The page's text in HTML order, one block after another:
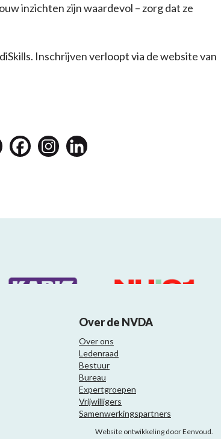
inzichten zijn waardevol – zorg dat ze
Inschrijven verloopt via de website van
Over de NVDA
Over ons
Ledenraad
Bestuur
Bureau
Expertgroepen
Vrijwilligers
Samenwerkingspartners
Website ontwikkeling door Eenvoud.